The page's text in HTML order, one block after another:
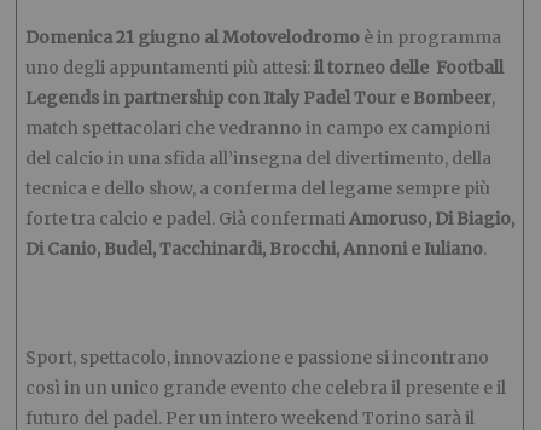
Domenica 21 giugno al Motovelodromo è in programma
uno degli appuntamenti più attesi:il torneo delle Football
Legends in partnership con Italy Padel Tour e Bombeer,
match spettacolari che vedranno in campo ex campioni
del calcio in una sfida all’insegna del divertimento, della
tecnica e dello show, a conferma del legame sempre più
forte tra calcio e padel. Già confermatiAmoruso, Di Biagio,
Di Canio, Budel, Tacchinardi, Brocchi, Annoni e Iuliano.
Sport, spettacolo, innovazione e passione si incontrano
così in un unico grande evento che celebra il presente e il
futuro del padel. Per un intero weekend Torino sarà il